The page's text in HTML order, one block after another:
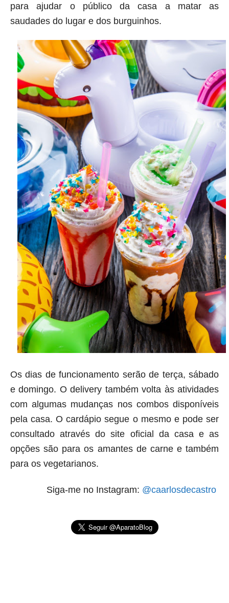
para ajudar o público da casa a matar as
saudades do lugar e dos burguinhos.
Os dias de funcionamento serão de terça, sábado
e domingo. O delivery também volta às atividades
com algumas mudanças nos combos disponíveis
pela casa. O cardápio segue o mesmo e pode ser
consultado através do site oficial da casa e as
opções são para os amantes de carne e também
para os vegetarianos.
Siga-me no Instagram: @caarlosdecastro